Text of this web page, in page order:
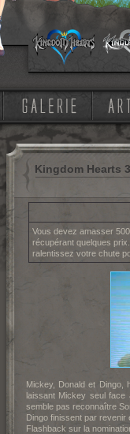
Kingdom Hearts
Vous devez amasser
récupérant quelques
ralentissez votre chute
Mickey, Donald et Dingo,
laissant Mickey seul
semble pas reconnaître
Dingo finissent par
Flashback sur la